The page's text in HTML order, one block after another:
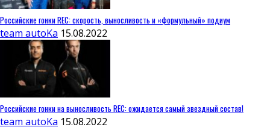
Российские гонки REC: скорость, выносливость и «формульный» подиум
team autoKa 15.08.2022
Российские гонки на выносливость REC: ожидается самый звездный состав!
team autoKa 15.08.2022